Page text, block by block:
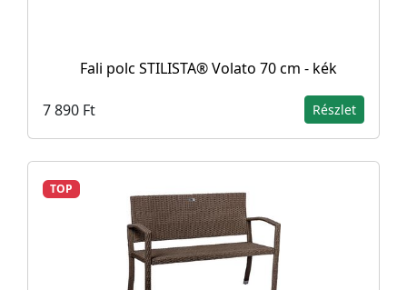
Fali polc STILISTA® Volato 70 cm - kék
7 890 Ft Részlet
TOP